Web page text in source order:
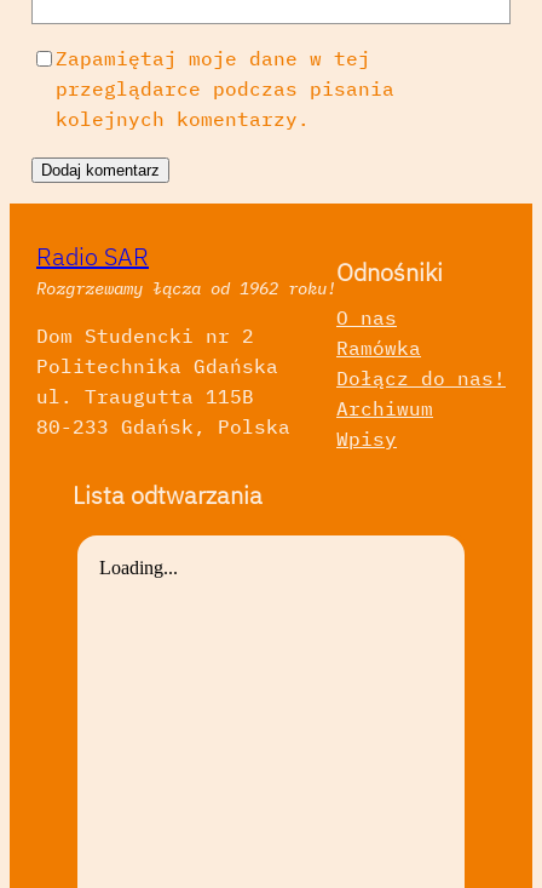
Zapamiętaj moje dane w tej
przeglądarce podczas pisania
kolejnych komentarzy.
Radio SAR
Rozgrzewamy łącza od 1962 roku!
Dom Studencki nr 2
Politechnika Gdańska
ul. Traugutta 115B
80-233 Gdańsk, Polska
Odnośniki
O nas
Ramówka
Dołącz do nas!
Archiwum
Wpisy
Lista odtwarzania